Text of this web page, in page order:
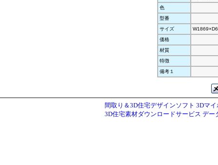
色
型番
サイズ
価格
材質
特徴
備考１
間取り＆3D住宅デザインソフト 3Dマ
3D住宅素材ダウンロードサービス デー